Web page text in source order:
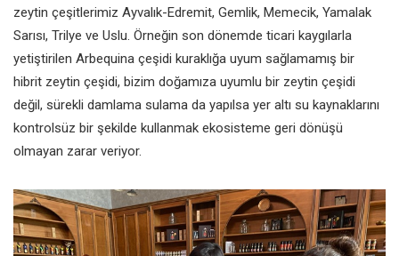
zeytin çeşitlerimiz Ayvalık-Edremit, Gemlik, Memecik, Yamalak
Sarısı, Trilye ve Uslu. Örneğin son dönemde ticari kaygılarla
yetiştirilen Arbequina çeşidi kuraklığa uyum sağlamamış bir
hibrit zeytin çeşidi, bizim doğamıza uyumlu bir zeytin çeşidi
değil, sürekli damlama sulama da yapılsa yer altı su kaynaklarını
kontrolsüz bir şekilde kullanmak ekosisteme geri dönüşü
olmayan zarar veriyor.